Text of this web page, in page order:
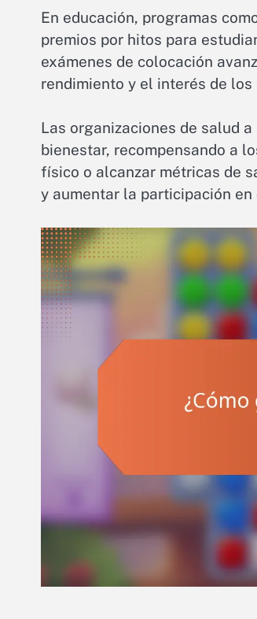
En educación, programas
premios por hitos para
exámenes de colocación
rendimiento y el interés de
Las organizaciones de salud
bienestar, recompensando a
físico o alcanzar métricas de
y aumentar la participación